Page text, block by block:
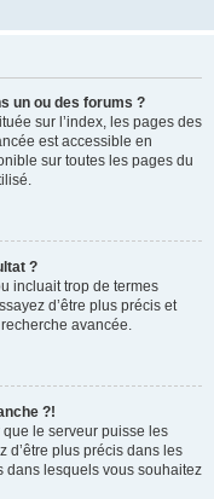
un ou des forums ?
sur l’index, les pages des
est accessible en
sur toutes les pages du
?
incluait trop de termes
d’être plus précis et
avancée.
?!
le serveur puisse les
d’être plus précis dans les
dans lesquels vous souhaitez